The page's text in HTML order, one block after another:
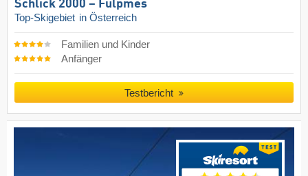
Schlick 2000 – Fulpmes
Top-Skigebiet in Österreich
Familien und Kinder
Anfänger
Testbericht